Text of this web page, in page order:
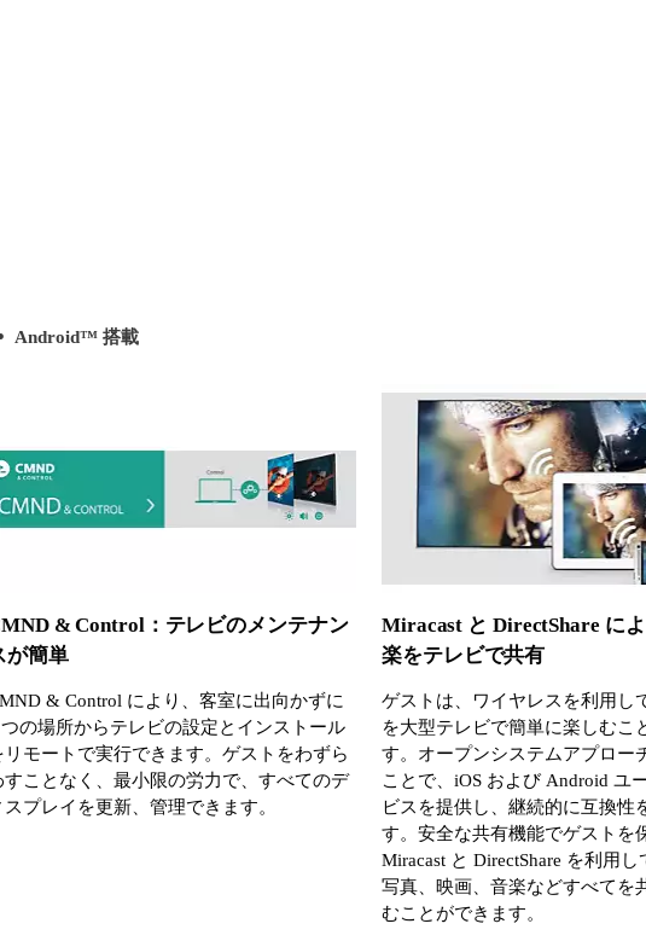
Android™ 搭載
& Control：テレビのメンテナン
が簡単
& Control により、客室に出向かずに
の場所からテレビの設定とインストール
リモートで実行できます。ゲストをわずら
すことなく、最小限の労力で、すべてのデ
スプレイを更新、管理できます。
Miracast と DirectShare に
楽をテレビで共有
ゲストは、ワイヤレスを利用し
を大型テレビで簡単に楽しむこ
す。オープンシステムアプロー
ことで、iOS および Android ユ
ビスを提供し、継続的に互換性
す。安全な共有機能でゲストを
Miracast と DirectShare を利用
写真、映画、音楽などすべてを
むことができます。